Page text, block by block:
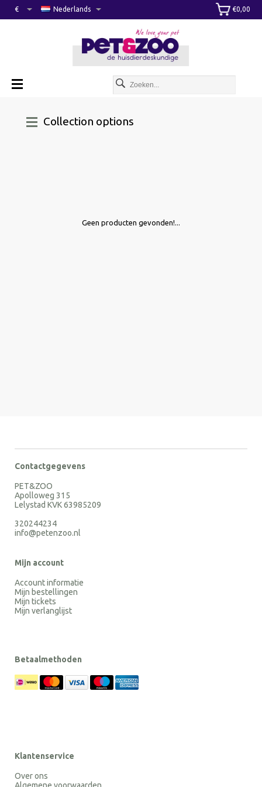
€0,00
Nederlands
€
Collection options
Geen producten gevonden!...
Contactgegevens
PET&ZOO
Apolloweg 315
Lelystad KVK 63985209
320244234
info@petenzoo.nl
Mijn account
Account informatie
Mijn bestellingen
Mijn tickets
Mijn verlanglijst
Betaalmethoden
Klantenservice
Over ons